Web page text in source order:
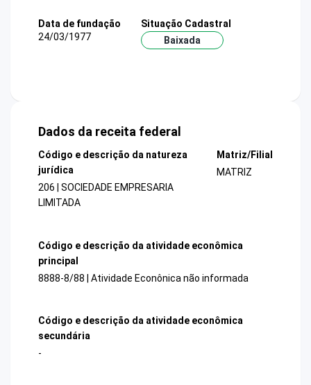
Data de fundação
24/03/1977
Situação Cadastral
Baixada
Dados da receita federal
Código e descrição da natureza
jurídica
206 | SOCIEDADE EMPRESARIA
LIMITADA
Matriz/Filial
MATRIZ
Código e descrição da atividade econômica
principal
8888-8/88 | Atividade Econônica não informada
Código e descrição da atividade econômica
secundária
-